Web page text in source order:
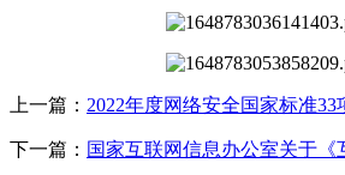
上一篇： 2022年度网络安全国家标准33
下一篇： 国家互联网信息办公室关于《